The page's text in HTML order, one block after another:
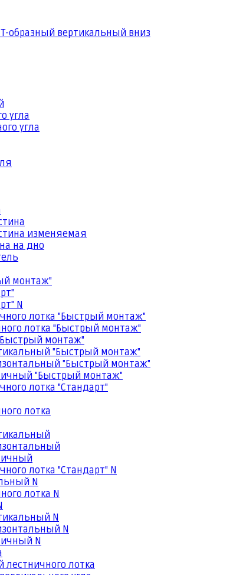
образный вертикальный вниз
угла
угла
изменяемая
на дно
монтаж"
N
лотка "Быстрый монтаж"
лотка "Быстрый монтаж"
монтаж"
"Быстрый монтаж"
"Быстрый монтаж"
"Быстрый монтаж"
лотка "Стандарт"
лотка
лотка "Стандарт" N
N
лотка N
N
N
N
лотка